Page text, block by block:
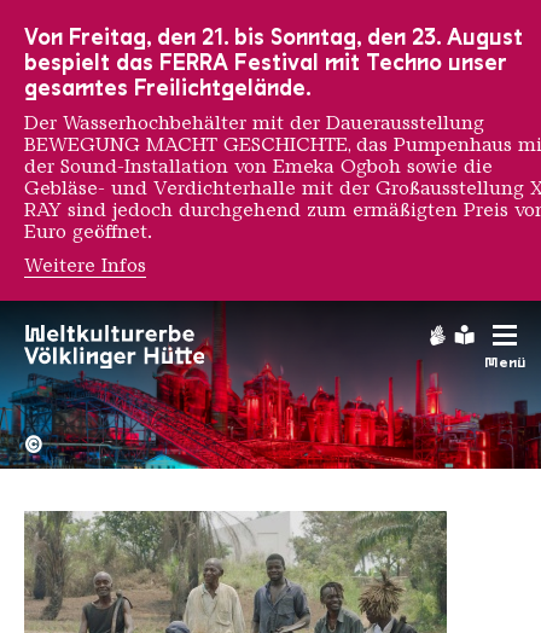
Menü
CATPC
Hochofengruppe in Rot
Copyright:
©
Von Freitag, den 21. bis Sonntag, den 23. August
bespielt das FERRA Festival mit Techno unser
gesamtes Freilichtgelände.
Der Wasserhochbehälter mit der Dauerausstellung
BEWEGUNG MACHT GESCHICHTE, das Pumpenhaus
der Sound-Installation von Emeka Ogboh sowie die
Gebläse- und Verdichterhalle mit der Großausstellung
RAY sind jedoch durchgehend zum ermäßigten Preis
Euro geöffnet.
Weitere Infos